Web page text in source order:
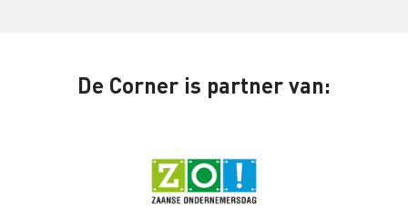
De Corner is partner van: